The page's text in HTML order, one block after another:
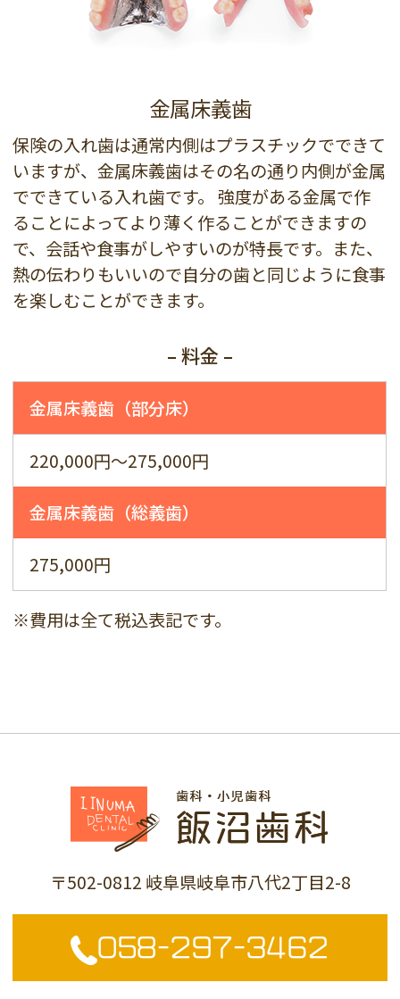
金属床義歯
保険の入れ歯は通常内側はプラスチックでできて
いますが、金属床義歯はその名の通り内側が金属
でできている入れ歯です。 強度がある金属で作
ることによってより薄く作ることができますの
で、会話や食事がしやすいのが特長です。また、
熱の伝わりもいいので自分の歯と同じように食事
を楽しむことができます。
– 料金 –
金属床義歯（部分床）
220,000円～275,000円
金属床義歯（総義歯）
275,000円
※費用は全て税込表記です。
〒502-0812 岐阜県岐阜市八代2丁目2-8
058-297-3462